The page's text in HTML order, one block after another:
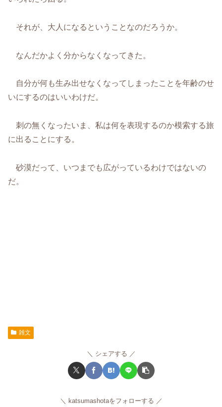
それが、大人になるということなのだろうか。
なんだかよく分からなくなってきた。
自分が何も生み出せなくなってしまったことを年齢のせ
いにするのはいいわけだ。
刺の無くなったいま、私は何を表現するのか模索する旅
に出ることにする。
砂漠だって、いつまでも広がっているわけではないの
だ。
雑文
シェアする
katsumashotaをフォローする